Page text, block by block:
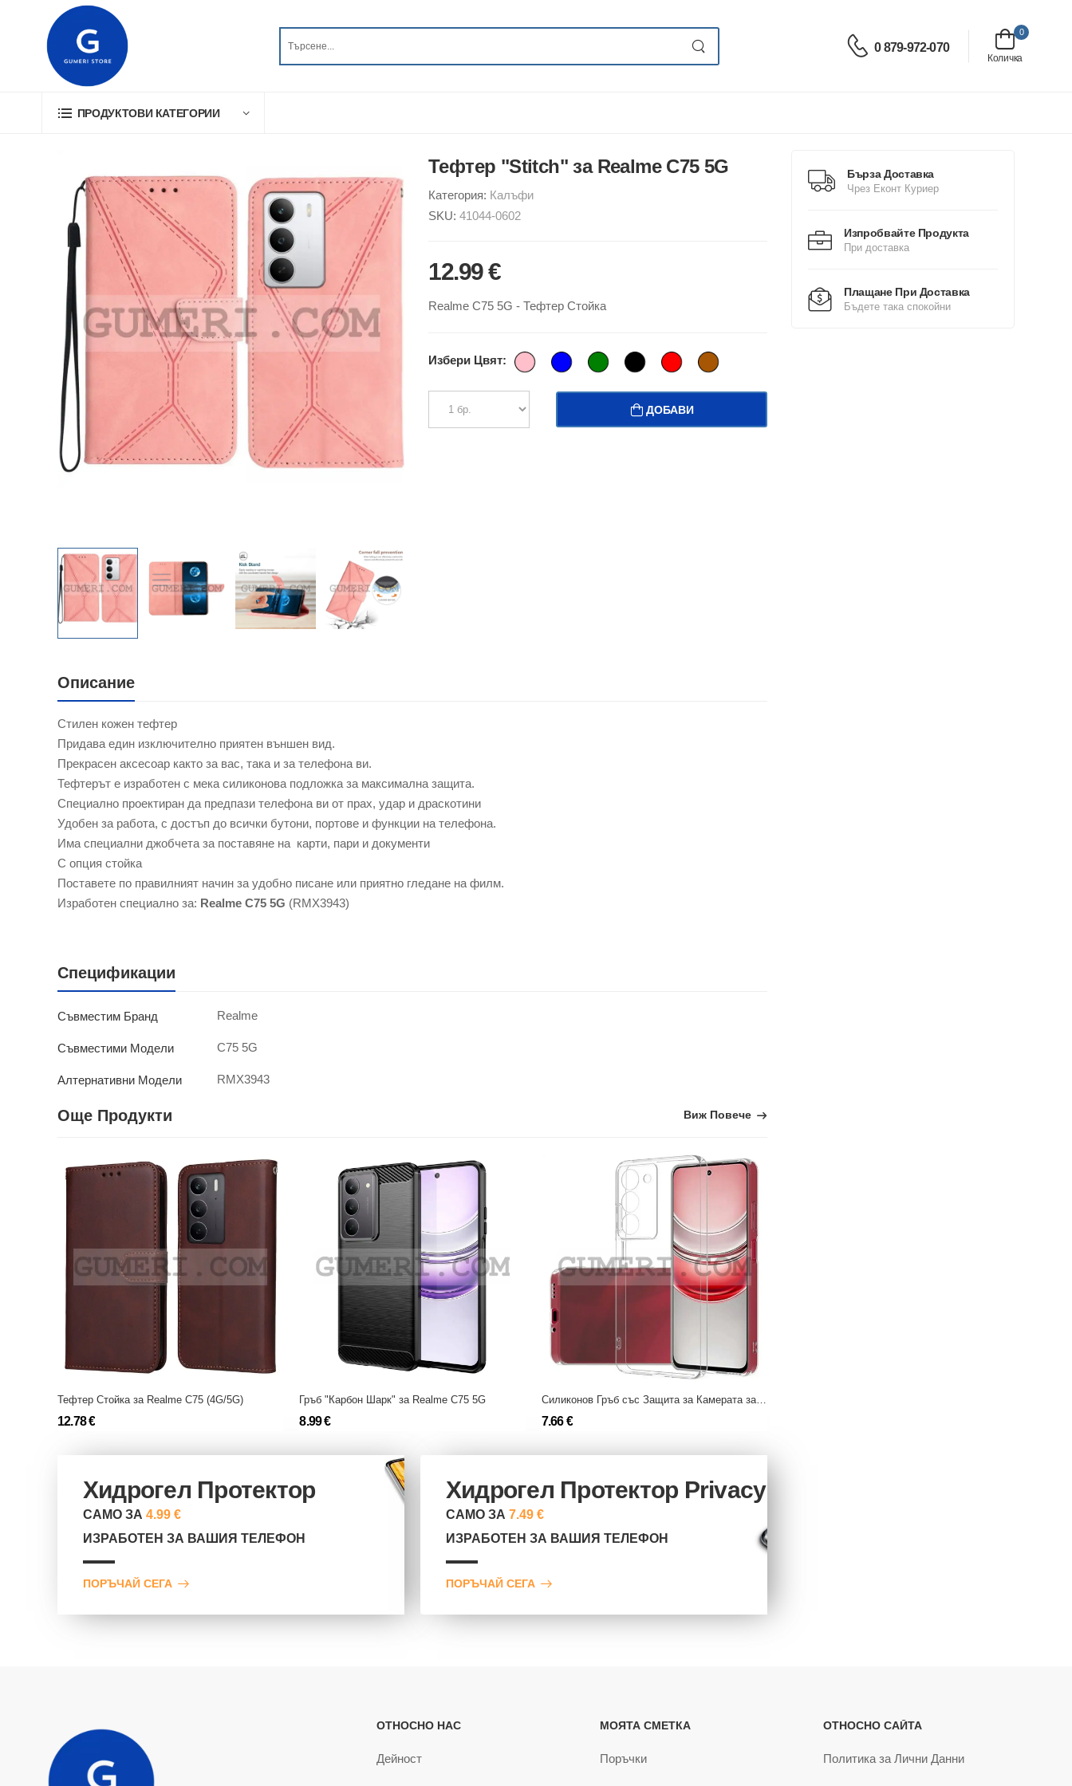
0 879-972-070
0
Количка
ПРОДУКТОВИ КАТЕГОРИИ
Тефтер "Stitch" за Realme C75 5G
Категория: Калъфи
SKU: 41044-0602
12.99 €
Realme C75 5G - Тефтер Стойка
Избери Цвят:
ДОБАВИ
Описание
Стилен кожен тефтер
Придава един изключително приятен външен вид.
Прекрасен аксесоар както за вас, така и за телефона ви.
Тефтерът е изработен с мека силиконова подложка за максимална защита.
Специално проектиран да предпази телефона ви от прах, удар и драскотини
Удобен за работа, с достъп до всички бутони, портове и функции на телефона.
Има специални джобчета за поставяне на карти, пари и документи
С опция стойка
Поставете по правилният начин за удобно писане или приятно гледане на филм.
Изработен специално за: Realme C75 5G (RMX3943)
Спецификации
Съвместим Бранд Realme
Съвместими Модели C75 5G
Алтернативни Модели RMX3943
Още Продукти Виж Повече
Тефтер Стойка за Realme C75 (4G/5G)
12.78 €
Гръб "Карбон Шарк" за Realme C75 5G
8.99 €
Силиконов Гръб със Защита за Камерата за Realme C75 (4G/5G)
7.66 €
Хидрогел Протектор
САМО ЗА 4.99 €
ИЗРАБОТЕН ЗА ВАШИЯ ТЕЛЕФОН
ПОРЪЧАЙ СЕГА
Хидрогел Протектор Privacy
САМО ЗА 7.49 €
ИЗРАБОТЕН ЗА ВАШИЯ ТЕЛЕФОН
ПОРЪЧАЙ СЕГА
Бърза Доставка
Чрез Еконт Куриер
Изпробвайте Продукта
При доставка
Плащане При Доставка
Бъдете така спокойни
ОТНОСНО НАС
Дейност
МОЯТА СМЕТКА
Поръчки
ОТНОСНО САЙТА
Политика за Лични Данни